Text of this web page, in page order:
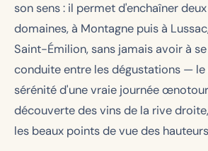
son sens : il permet d'enchaîner
domaines, à Montagne puis à
Saint-Émilion, sans jamais avoir à
conduite entre les dégustations —
sérénité d'une vraie journée
découverte des vins de la rive
les beaux points de vue des